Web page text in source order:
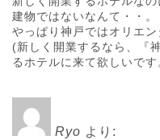
建物ではないなんて・・。
やっぱり神戸ではオリエ
(新しく開業するなら、『
るホテルに来て欲しいです
Ryo より: